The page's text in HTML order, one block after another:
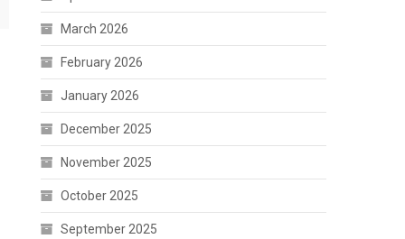
March 2026
February 2026
January 2026
December 2025
November 2025
October 2025
September 2025